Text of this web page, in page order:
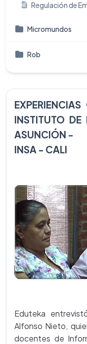
Regulación de
Micromundos
Rob
INSTITUTO DE
ASUNCIÓN -
INSA - CALI
Eduteka
Alfonso Nieto,
docentes de